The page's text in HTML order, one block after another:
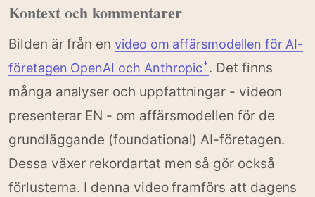
Kontext och kommentarer
Bilden är från en video om affärsmodellen för AI-
företagen OpenAI och Anthropicꜜ. Det finns
många analyser och uppfattningar - videon
presenterar EN - om affärsmodellen för de
grundläggande (foundational) AI-företagen.
Dessa växer rekordartat men så gör också
förlusterna. I denna video framförs att dagens